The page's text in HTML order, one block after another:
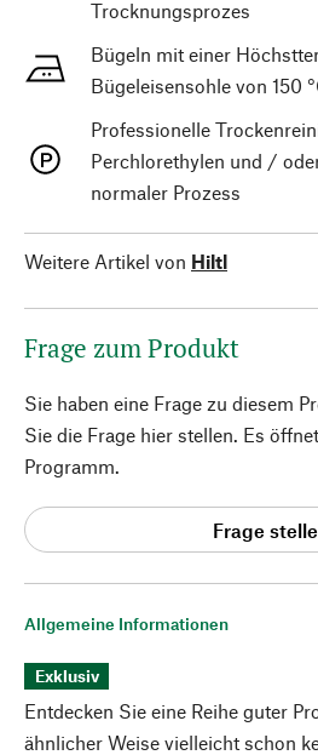
Allgemeine Informationen
Exklusiv
Entdecken Sie eine Reihe guter
ähnlicher Weise vielleicht schon
Trocknungsprozes
Bügeln mit einer
Bügeleisensohle von 150
Professionelle
Perchlorethylen und /
normaler Prozess
Weitere Artikel von Hiltl
Frage zum Produkt
Sie haben eine Frage zu diesem
Sie die Frage hier stellen. Es
Programm.
Frage